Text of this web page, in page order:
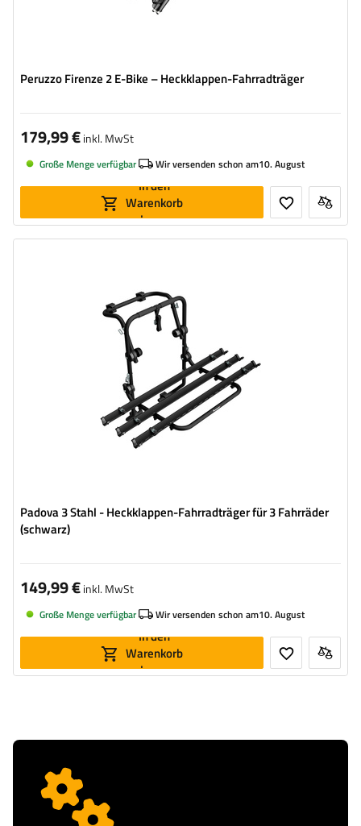
Peruzzo Firenze 2 E-Bike – Heckklappen-Fahrradträger
179,99 €inkl. MwSt
Große Menge verfügbar Wir versenden schon am10. August
In den
Warenkorb
legen
Padova 3 Stahl - Heckklappen-Fahrradträger für 3 Fahrräder
(schwarz)
universelles Montagesystem
kompatibel mit allen Karosseriearten
149,99 €inkl. MwSt
Große Menge verfügbar Wir versenden schon am10. August
In den
Warenkorb
legen